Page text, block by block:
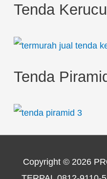
Tenda
Tenda
Copyright © 2026